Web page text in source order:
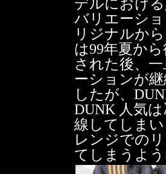
デルにおけ
バリエーシ
リジナルか
は99年夏か
された後、
ーションが
したが、
DUNK 人気
線してしま
レンジでの
てしまうよ